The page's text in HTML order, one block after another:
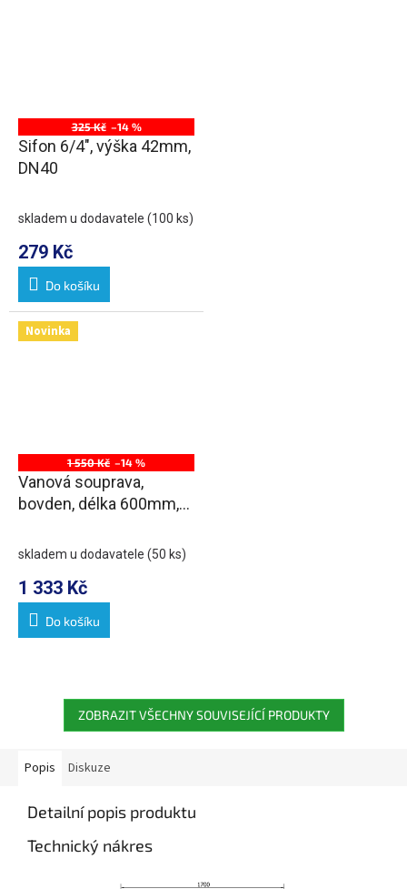
325 Kč –14 %
Sifon 6/4", výška 42mm,
DN40
skladem u dodavatele (100 ks)
279 Kč
Do košíku
Novinka
1 550 Kč –14 %
Vanová souprava,
bovden, délka 600mm,
skladem u dodavatele (50 ks)
1 333 Kč
Do košíku
ZOBRAZIT VŠECHNY SOUVISEJÍCÍ PRODUKTY
Popis Diskuze
Detailní popis produktu
Technický nákres